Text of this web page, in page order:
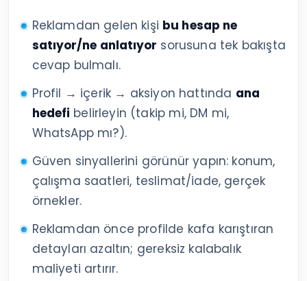
Reklamdan gelen kişi bu hesap ne
satıyor/ne anlatıyor sorusuna tek bakışta
cevap bulmalı.
Profil → içerik → aksiyon hattında ana
hedefi belirleyin (takip mi, DM mi,
WhatsApp mı?).
Güven sinyallerini görünür yapın: konum,
çalışma saatleri, teslimat/iade, gerçek
örnekler.
Reklamdan önce profilde kafa karıştıran
detayları azaltın; gereksiz kalabalık
maliyeti artırır.